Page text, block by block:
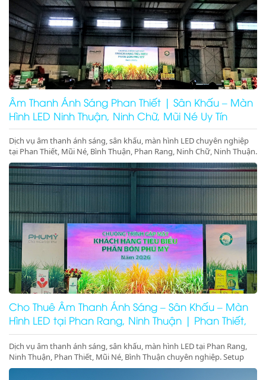
Âm Thanh Ánh Sáng Phan Thiết | Sân Khấu – Màn
Hình LED Ninh Thuận, Ninh Chữ, Mũi Né Uy Tín
Dịch vụ âm thanh ánh sáng, sân khấu, màn hình LED chuyên nghiệp
tại Phan Thiết, Mũi Né, Bình Thuận, Phan Rang, Ninh Chữ, Ninh Thuận.
Setup trọn gói sự kiện, gala dinner, hội nghị. Gọi ngay!
Cho Thuê Âm Thanh Ánh Sáng – Sân Khấu – Màn
Hình LED tại Phan Rang, Ninh Thuận | Phan Thiết,
Mũi Né, Bình Thuận
Dịch vụ âm thanh ánh sáng, sân khấu, màn hình LED tại Phan Rang,
Ninh Thuận, Phan Thiết, Mũi Né, Bình Thuận chuyên nghiệp. Setup
trọn gói sự kiện, gala dinner, pool party, giá tốt – thi công nhanh –